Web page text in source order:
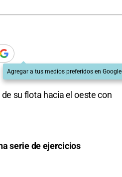
Agregar a tus medios preferidos en Google
su flota hacia el oeste con
serie de ejercicios